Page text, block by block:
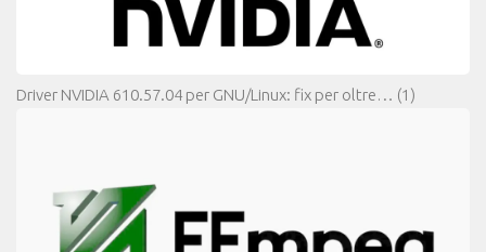
Driver NVIDIA 610.57.04 per GNU/Linux: fix per oltre… (1)